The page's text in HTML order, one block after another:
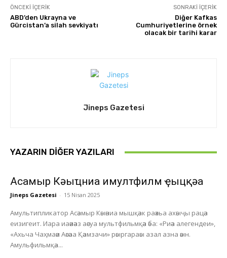
ÖNCEKI İÇERIK
ABD’den Ukrayna ve
Gürcistan’a silah sevkiyatı
SONRAKI İÇERIK
Diğer Kafkas
Cumhuriyetlerine örnek
olacak bir tarihi karar
Jineps Gazetesi
YAZARIN DIĞER YAZILARI
Асҭамыр Кәыҵниа имултфилм ҿыцқәа
Jineps Gazetesi - 15 Nisan 2025
Амультипликатор Асәамыр Кәыәниа мышқәак раәхьа ахәыҷы рацәа
еизигеит. Иара иаәиәаз аәсуа мультфильмқәа әба: «Риәа алегендеи»,
«Ахьча Чаҳмаәи Аәсәаа Қәамзачи» рәыргараәы азал азна әәын.
Амульфильмқәа...